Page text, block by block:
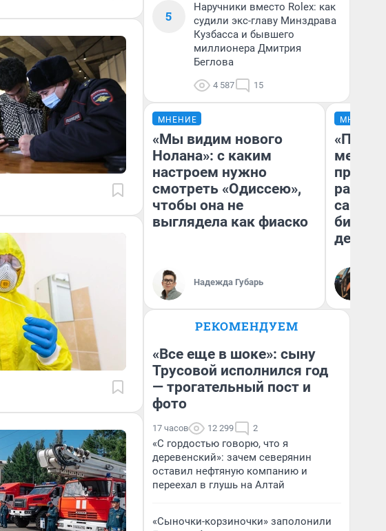
5
Наручники вместо Rolex: как
судили экс-главу Минздрава
Кузбасса и бывшего
миллионера Дмитрия
Беглова
4 587 15
МНЕНИЕ
«Мы видим нового
Нолана»: с каким
настроем нужно
смотреть «Одиссею»,
чтобы она не
выглядела как фиаско
Надежда Губарь
МНЕНИЕ
самом
РЕКОМЕНДУЕМ
«Все еще в шоке»: сыну
Трусовой исполнился год
— трогательный пост и
фото
17 часов 12 299 2
«С гордостью говорю, что я
деревенский»: зачем северянин
оставил нефтяную компанию и
переехал в глушь на Алтай
«Сыночки-корзиночки» заполонили